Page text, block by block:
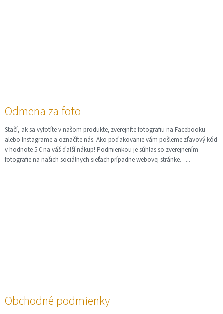
Odmena za foto
Stačí, ak sa vyfotíte v našom produkte, zverejníte fotografiu na Facebooku
alebo Instagrame a označíte nás. Ako poďakovanie vám pošleme zľavový kód
v hodnote 5 € na váš ďalší nákup! Podmienkou je súhlas so zverejnením
fotografie na našich sociálnych sieťach prípadne webovej stránke. ...
Obchodné podmienky